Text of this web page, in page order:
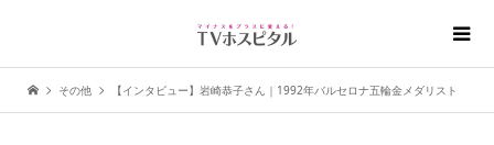
その他 【インタビュー】岩崎恭子さん｜1992年バルセロナ五輪金メダリスト